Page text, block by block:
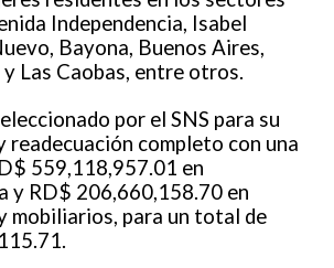
Independencia, Isabel
Bayona, Buenos Aires,
Las Caobas, entre otros.
por el SNS para su
readecuación completo con una
559,118,957.01 en
y RD$ 206,660,158.70 en
mobiliarios, para un total de